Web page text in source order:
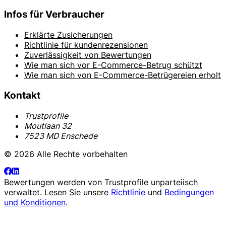
Infos für Verbraucher
Erklärte Zusicherungen
Richtlinie für kundenrezensionen
Zuverlässigkeit von Bewertungen
Wie man sich vor E-Commerce-Betrug schützt
Wie man sich von E-Commerce-Betrügereien erholt
Kontakt
Trustprofile
Moutlaan 32
7523 MD Enschede
© 2026 Alle Rechte vorbehalten
Bewertungen werden von Trustprofile unparteiisch
verwaltet. Lesen Sie unsere Richtlinie und Bedingungen
und Konditionen.